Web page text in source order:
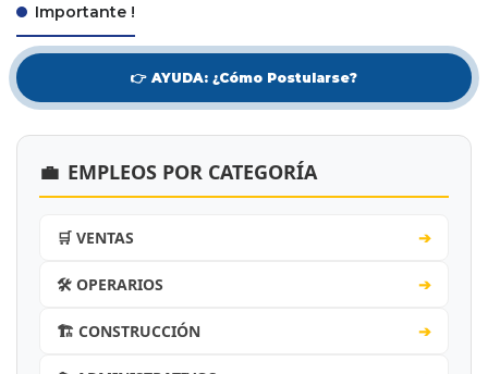
Importante !
👉 AYUDA: ¿Cómo Postularse?
💼 EMPLEOS POR CATEGORÍA
🛒 VENTAS ➔
🛠️ OPERARIOS ➔
🏗️ CONSTRUCCIÓN ➔